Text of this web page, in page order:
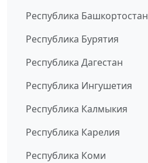
Республика Башкортостан
Республика Бурятия
Республика Дагестан
Республика Ингушетия
Республика Калмыкия
Республика Карелия
Республика Коми